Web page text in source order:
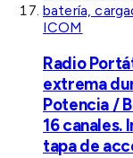
ICOM
Radio
extrema
Potencia /
16 canales.
tapa de